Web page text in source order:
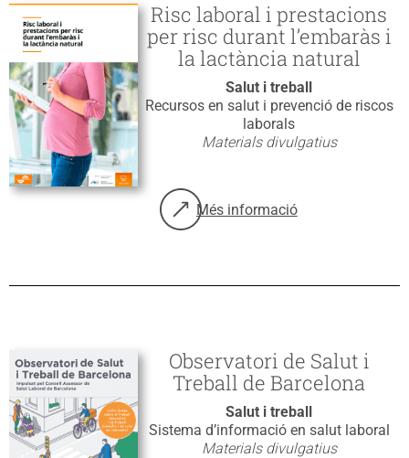
Risc laboral i prestacions
per risc durant l’embaràs i
la lactància natural
Salut i treball
Recursos en salut i prevenció de riscos
laborals
Materials divulgatius
Més informació
sobre: Risc laboral i prestacions
Observatori de Salut i
Treball de Barcelona
Salut i treball
Sistema d’informació en salut laboral
Materials divulgatius